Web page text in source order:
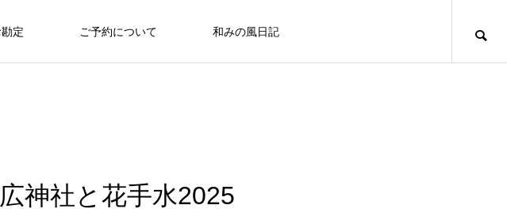
定 ご予約について 和みの風日記
の「しみず認定こど
？
凛とした空気の佇まい、帯広神社と花手
水2025
神社と花手水2025